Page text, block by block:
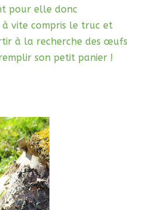
pour elle donc
vite compris le truc et
à la recherche des œufs
son petit panier !